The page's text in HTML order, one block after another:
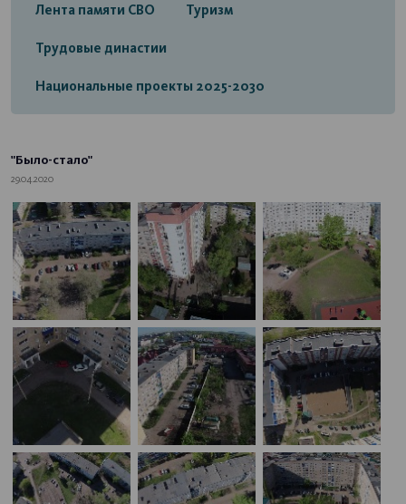
Лента памяти СВО Туризм
Трудовые династии
Национальные проекты 2025-2030
"Было-стало"
29.04.2020